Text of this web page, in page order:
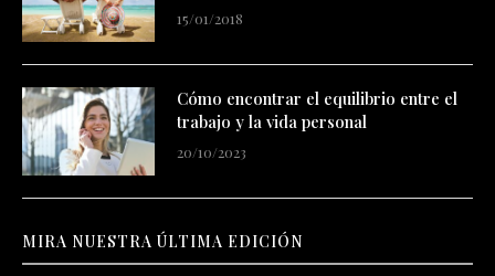
15/01/2018
Cómo encontrar el equilibrio entre el
trabajo y la vida personal
20/10/2023
MIRA NUESTRA ÚLTIMA EDICIÓN